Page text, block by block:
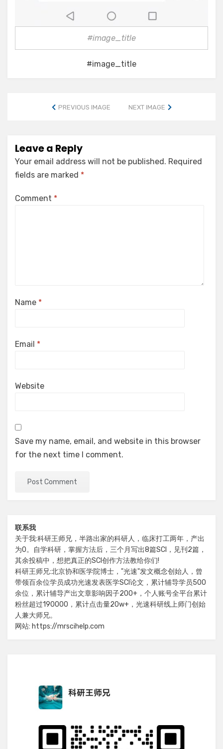
#image_title
#image_title
PREVIOUS IMAGE NEXT IMAGE
Leave a Reply
Your email address will not be published. Required
fields are marked *
Comment *
Name *
Email *
Website
Save my name, email, and website in this browser
for the next time I comment.
联系我
关于我:科研王师兄，半路出家的科研人，临床打工两年，产出
为0。自学科研，掌握方法后，三个月写出8篇SCI，见刊2篇，
其余投稿中，想把真正的SCI创作方法教给你们!
科研王师兄:北京协和医学院博士，"光速"发文概念创始人，曾
带领百余位学员成功光速发表医学SCI论文，累计辅导学员500
余位，累计辅导产出文章影响因子200+，个人账号全平台累计
粉丝超过190000，累计点击量20w+，光速科研线上师门创始
人兼大师兄。
网站: https://mrscihelp.com